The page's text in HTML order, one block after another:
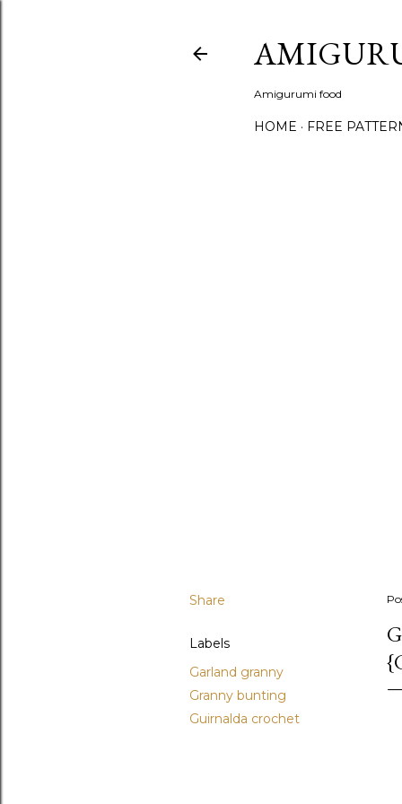
Amigurumi food
HOME FREE
Share
Labels
Garland granny
Granny bunting
Guirnalda crochet